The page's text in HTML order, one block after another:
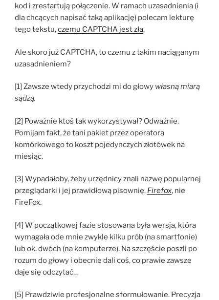
kod i zrestartują połączenie. W ramach uzasadnienia (i
dla chcących napisać taką aplikację) polecam lekturę
tego tekstu,czemu CAPTCHA jest zła.
Ale skoro już CAPTCHA, to czemu z takim naciąganym
uzasadnieniem?
[1] Zawsze wtedy przychodzi mi do głowy własną miarą
sądzą.
[2] Poważnie ktoś tak wykorzystywał? Odważnie.
Pomijam fakt, że tani pakiet przez operatora
komórkowego to koszt pojedynczych złotówek na
miesiąc.
[3] Wypadałoby, żeby urzędnicy znali nazwę popularnej
przeglądarki i jej prawidłową pisownię. Firefox, nie
FireFox.
[4] W początkowej fazie stosowana była wersja, która
wymagała ode mnie zwykle kilku prób (na smartfonie)
lub ok. dwóch (na komputerze). Na szczęście poszli po
rozum do głowy i obecnie dali coś, co prawie zawsze
daje się odczytać…
[5] Prawdziwie profesjonalne sformułowanie. Precyzja